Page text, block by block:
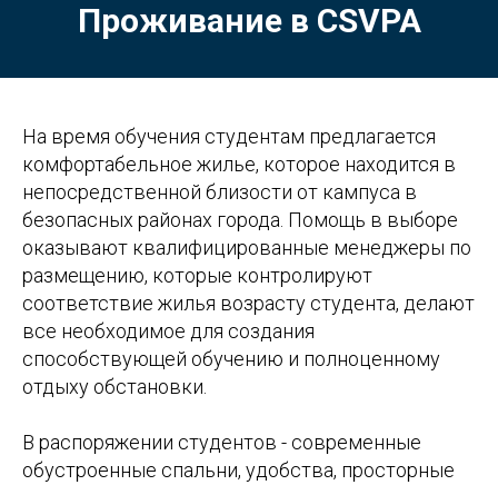
Проживание в CSVPA
На время обучения студентам предлагается
комфортабельное жилье, которое находится в
непосредственной близости от кампуса в
безопасных районах города. Помощь в выборе
оказывают квалифицированные менеджеры по
размещению, которые контролируют
соответствие жилья возрасту студента, делают
все необходимое для создания
способствующей обучению и полноценному
отдыху обстановки.
В распоряжении студентов - современные
обустроенные спальни, удобства, просторные